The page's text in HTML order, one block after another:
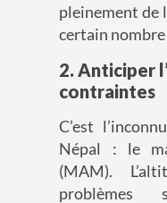
pleinement de
certain nombre
2. Anticiper
contraintes
C’est
Népal : le
(MAM).
problèmes